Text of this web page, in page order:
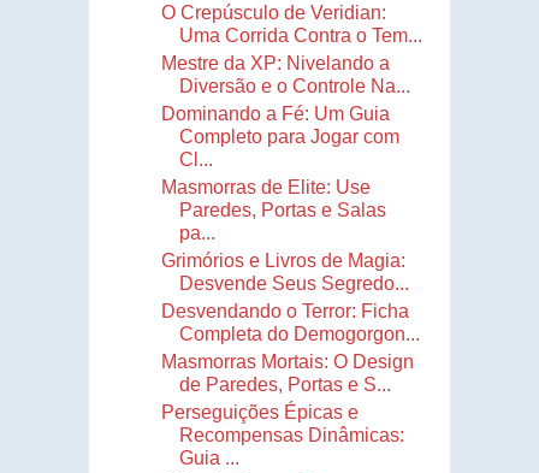
O Crepúsculo de Veridian:
Uma Corrida Contra o Tem...
Mestre da XP: Nivelando a
Diversão e o Controle Na...
Dominando a Fé: Um Guia
Completo para Jogar com
Cl...
Masmorras de Elite: Use
Paredes, Portas e Salas
pa...
Grimórios e Livros de Magia:
Desvende Seus Segredo...
Desvendando o Terror: Ficha
Completa do Demogorgon...
Masmorras Mortais: O Design
de Paredes, Portas e S...
Perseguições Épicas e
Recompensas Dinâmicas:
Guia ...